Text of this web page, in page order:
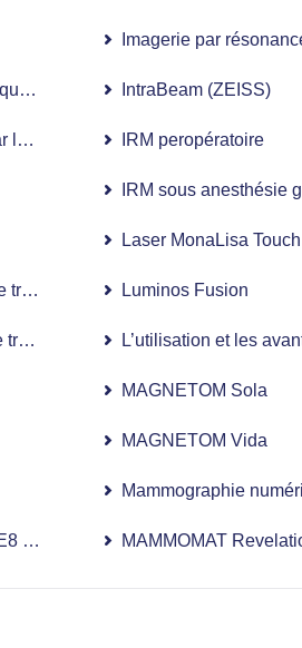
: chirurgie cardiaque assistée par
la méthode HoLEP
du cancer de la prostate
de l’apnée du sommeil
Expert en temps réel
Imagerie par
IntraBeam (ZEISS)
IRM peropératoire
IRM sous anesthésie
Laser MonaLisa Touch
Luminos Fusion
L’utilisation et les
MAGNETOM Sola
MAGNETOM Vida
Mammographie
MAMMOMAT